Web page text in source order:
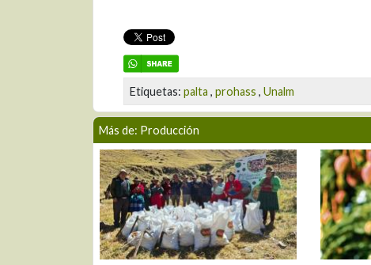
Etiquetas: palta , prohass , Unalm
Más de: Producción